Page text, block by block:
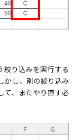
り込みを実行する
かし、別の絞り込み
て、またやり直す必